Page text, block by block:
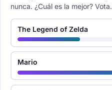
nunca. ¿Cuál es la mejor? Vota.
The Legend of Zelda
Mario